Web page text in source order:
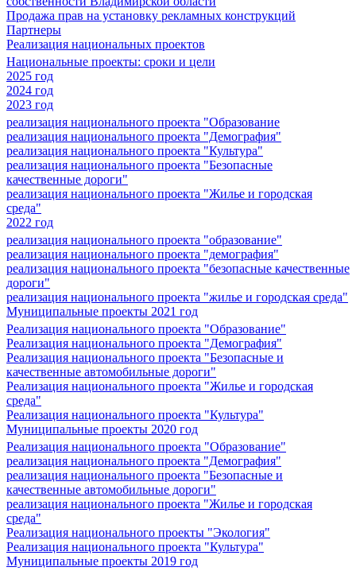
Продажа прав на установку рекламных конструкций
Партнеры
Реализация национальных проектов
Национальные проекты: сроки и цели
2025 год
2024 год
2023 год
реализация национального проекта "Образование
реализация национального проекта "Демография"
реализация национального проекта "Культура"
реализация национального проекта "Безопасные
качественные дороги"
реализация национального проекта "Жилье и городская
среда"
2022 год
реализация национального проекта "образование"
реализация национального проекта "демография"
реализация национального проекта "безопасные качественные
дороги"
реализация национального проекта "жилье и городская среда"
Муниципальные проекты 2021 год
Реализация национального проекта "Образование"
Реализация национального проекта "Демография"
Реализация национального проекта "Безопасные и
качественные автомобильные дороги"
Реализация национального проекта "Жилье и городская
среда"
Реализация национального проекта "Культура"
Муниципальные проекты 2020 год
Реализация национального проекта "Образование"
реализация национального проекта "Демография"
реализация национального проекта "Безопасные и
качественные автомобильные дороги"
реализация национального проекта "Жилье и городская
среда"
Реализация национального проекты "Экология"
Реализация национального проекта "Культура"
Муниципальные проекты 2019 год